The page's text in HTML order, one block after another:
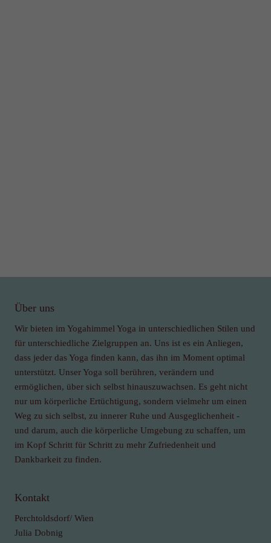
Über uns
Wir bieten im Yogahimmel Yoga in unterschiedlichen Stilen und
für unterschiedliche Zielgruppen an. Uns ist es ein Anliegen,
dass jeder das Yoga finden kann, das ihn im Moment optimal
unterstützt. Unser Yoga soll berühren, verändern und
ermöglichen, über sich selbst hinauszuwachsen. Es geht nicht
nur um körperliche Ertüchtigung, sondern vielmehr um einen
Weg zu sich selbst, zu innerer Ruhe und Ausgeglichenheit -
und darum, auch die körperliche Umgebung zu schaffen, um
im Kopf Schritt für Schritt zu mehr Zufriedenheit und
Dankbarkeit zu finden.
Kontakt
Perchtoldsdorf/ Wien
Julia Dobnig